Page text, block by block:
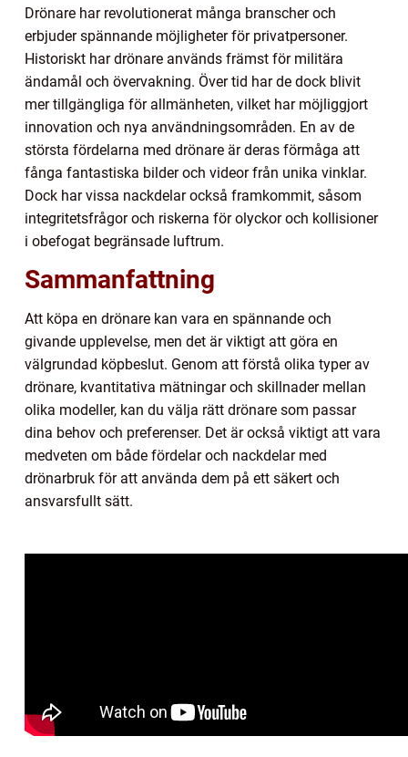
Drönare har revolutionerat många branscher och
erbjuder spännande möjligheter för privatpersoner.
Historiskt har drönare används främst för militära
ändamål och övervakning. Över tid har de dock blivit
mer tillgängliga för allmänheten, vilket har möjliggjort
innovation och nya användningsområden. En av de
största fördelarna med drönare är deras förmåga att
fånga fantastiska bilder och videor från unika vinklar.
Dock har vissa nackdelar också framkommit, såsom
integritetsfrågor och riskerna för olyckor och kollisioner
i obefogat begränsade luftrum.
Sammanfattning
Att köpa en drönare kan vara en spännande och
givande upplevelse, men det är viktigt att göra en
välgrundad köpbeslut. Genom att förstå olika typer av
drönare, kvantitativa mätningar och skillnader mellan
olika modeller, kan du välja rätt drönare som passar
dina behov och preferenser. Det är också viktigt att vara
medveten om både fördelar och nackdelar med
drönarbruk för att använda dem på ett säkert och
ansvarsfullt sätt.